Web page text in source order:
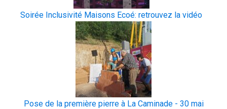
Soirée Inclusivité Maisons Ecoé: retrouvez la vidéo
Pose de la première pierre à La Caminade - 30 mai